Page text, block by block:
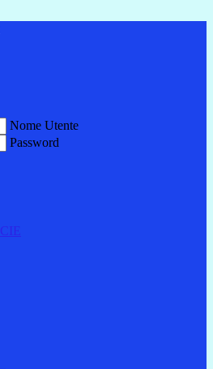
Nome Utente
Password